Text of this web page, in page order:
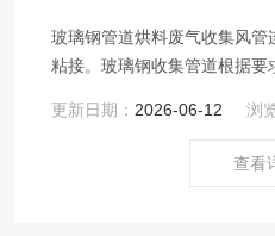
玻璃钢管道烘料废气收集风管
粘接。玻璃钢收集管道根据要
更新日期： 2026-06-12 浏
查看